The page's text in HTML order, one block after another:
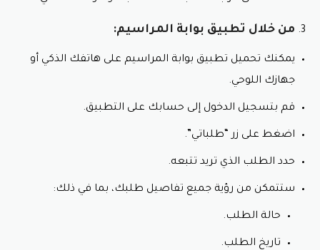
من خلال تطبيق بوابة المراسيم:
يمكنك تحميل تطبيق بوابة المراسيم على هاتفك الذكي أو
جهازك اللوحي.
قم بتسجيل الدخول إلى حسابك على التطبيق.
اضغط على زر “طلباتي”.
حدد الطلب الذي تريد تتبعه.
ستتمكن من رؤية جميع تفاصيل طلبك، بما في ذلك:
حالة الطلب.
تاريخ الطلب.